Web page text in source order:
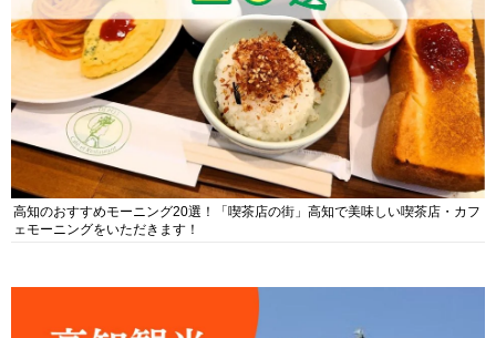
高知のおすすめモーニング20選！「喫茶店の街」高知で美味しい喫茶店・カフ
ェモーニングをいただきます！